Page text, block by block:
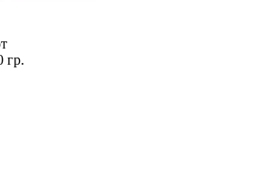
гр.